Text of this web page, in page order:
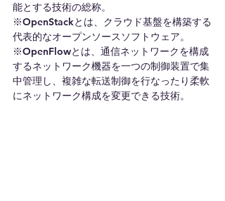
能とする技術の総称。
※OpenStackとは、クラウド基盤を構築する
代表的なオープンソースソフトウェア。
※OpenFlowとは、通信ネットワークを構成
するネットワーク機器を一つの制御装置で集
中管理し、複雑な転送制御を行なったり柔軟
にネットワーク構成を変更できる技術。